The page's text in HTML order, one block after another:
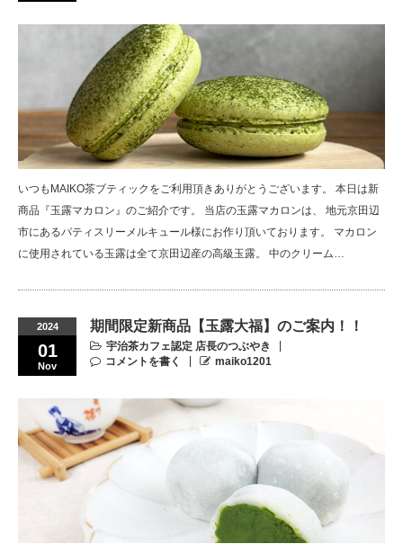
いつもMAIKO茶ブティックをご利用頂きありがとうございます。 本日は新
商品『玉露マカロン』のご紹介です。 当店の玉露マカロンは、 地元京田辺
市にあるパティスリーメルキュール様にお作り頂いております。 マカロン
に使用されている玉露は全て京田辺産の高級玉露。 中のクリーム…
2024
01
Nov
期間限定新商品【玉露大福】のご案内！！
宇治茶カフェ認定 店長のつぶやき
コメントを書く
maiko1201